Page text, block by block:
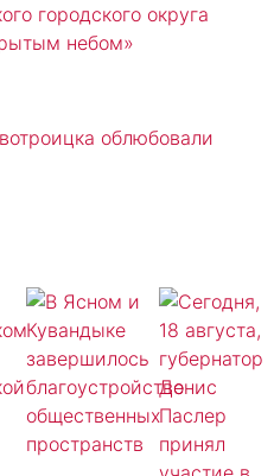
городского округа
небом»
облюбовали